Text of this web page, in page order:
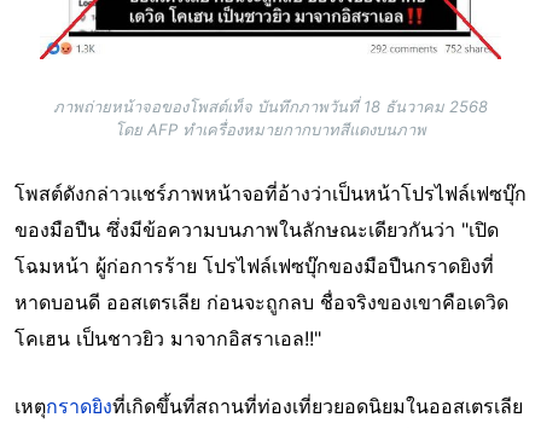
ภาพถ่ายหน้าจอของโพสต์เท็จ บันทึกภาพวันที่ 18 ธันวาคม 2568
โดย AFP ทำเครื่องหมายกากบาทสีแดงบนภาพ
โพสต์ดังกล่าวแชร์ภาพหน้าจอที่อ้างว่าเป็นหน้าโปรไฟล์เฟซบุ๊ก
ของมือปืน ซึ่งมีข้อความบนภาพในลักษณะเดียวกันว่า "เปิด
โฉมหน้า ผู้ก่อการร้าย โปรไฟล์เฟซบุ๊กของมือปืนกราดยิงที่
หาดบอนดี ออสเตรเลีย ก่อนจะถูกลบ ชื่อจริงของเขาคือเดวิด
โคเฮน เป็นชาวยิว มาจากอิสราเอล!!"
เหตุกราดยิงที่เกิดขึ้นที่สถานที่ท่องเที่ยวยอดนิยมในออสเตรเลีย